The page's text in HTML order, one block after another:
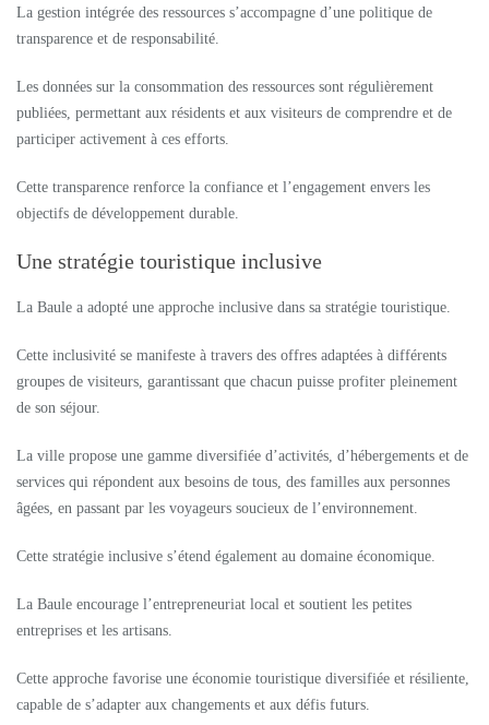
La gestion intégrée des ressources s’accompagne d’une politique de
transparence et de responsabilité.
Les données sur la consommation des ressources sont régulièrement
publiées, permettant aux résidents et aux visiteurs de comprendre et de
participer activement à ces efforts.
Cette transparence renforce la confiance et l’engagement envers les
objectifs de développement durable.
Une stratégie touristique inclusive
La Baule a adopté une approche inclusive dans sa stratégie touristique.
Cette inclusivité se manifeste à travers des offres adaptées à différents
groupes de visiteurs, garantissant que chacun puisse profiter pleinement
de son séjour.
La ville propose une gamme diversifiée d’activités, d’hébergements et de
services qui répondent aux besoins de tous, des familles aux personnes
âgées, en passant par les voyageurs soucieux de l’environnement.
Cette stratégie inclusive s’étend également au domaine économique.
La Baule encourage l’entrepreneuriat local et soutient les petites
entreprises et les artisans.
Cette approche favorise une économie touristique diversifiée et résiliente,
capable de s’adapter aux changements et aux défis futurs.